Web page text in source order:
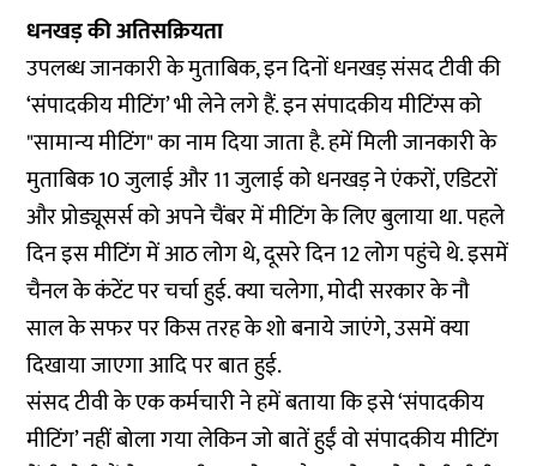
धनखड़ की अतिसक्रियता
उपलब्ध जानकारी के मुताबिक, इन दिनों धनखड़ संसद टीवी की
‘संपादकीय मीटिंग’ भी लेने लगे हैं. इन संपादकीय मीटिंग्स को
"सामान्य मीटिंग" का नाम दिया जाता है. हमें मिली जानकारी के
मुताबिक 10 जुलाई और 11 जुलाई को धनखड़ ने एंकरों, एडिटरों
और प्रोड्यूसर्स को अपने चैंबर में मीटिंग के लिए बुलाया था. पहले
दिन इस मीटिंग में आठ लोग थे, दूसरे दिन 12 लोग पहुंचे थे. इसमें
चैनल के कंटेंट पर चर्चा हुई. क्या चलेगा, मोदी सरकार के नौ
साल के सफर पर किस तरह के शो बनाये जाएंगे, उसमें क्या
दिखाया जाएगा आदि पर बात हुई.
संसद टीवी के एक कर्मचारी ने हमें बताया कि इसे ‘संपादकीय
मीटिंग’ नहीं बोला गया लेकिन जो बातें हुईं वो संपादकीय मीटिंग